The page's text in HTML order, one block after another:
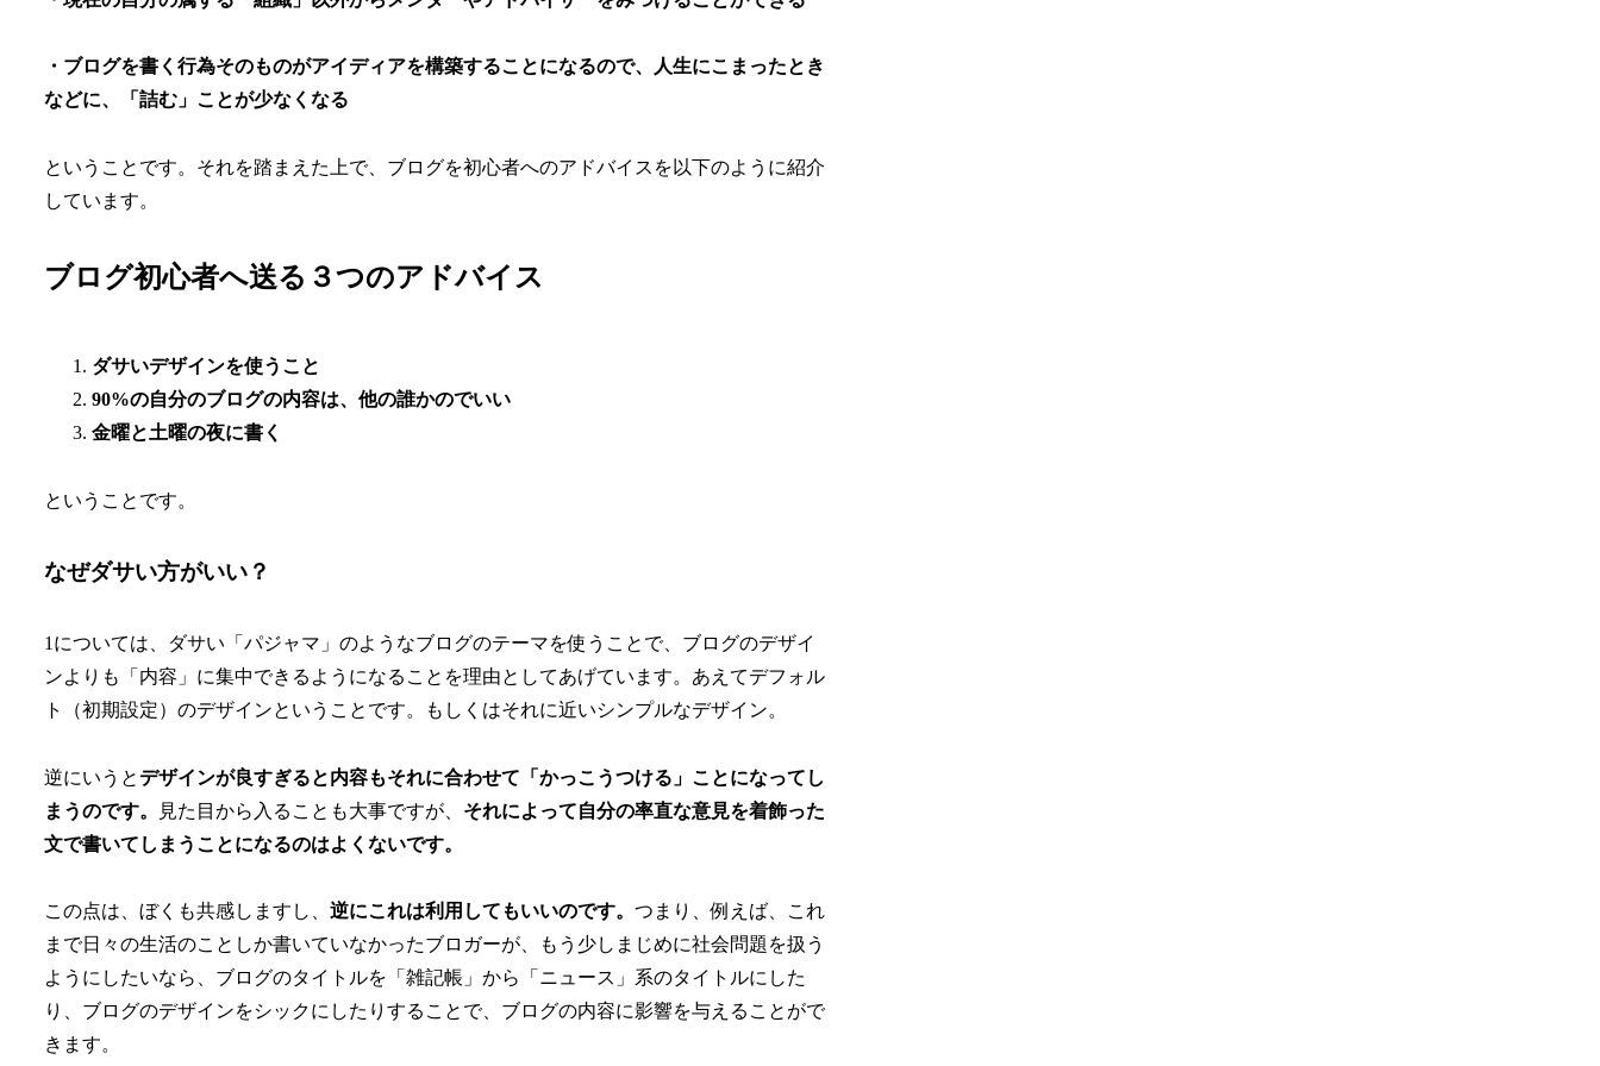
・ブログを書く行為そのものがアイディアを構築することになるので、人生にこまったとき
などに、「詰む」ことが少なくなる
ということです。それを踏まえた上で、ブログを初心者へのアドバイスを以下のように紹介
しています。
ブログ初心者へ送る３つのアドバイス
ダサいデザインを使うこと
90%の自分のブログの内容は、他の誰かのでいい
金曜と土曜の夜に書く
ということです。
なぜダサい方がいい？
1については、ダサい「パジャマ」のようなブログのテーマを使うことで、ブログのデザイ
ンよりも「内容」に集中できるようになることを理由としてあげています。あえてデフォル
ト（初期設定）のデザインということです。もしくはそれに近いシンプルなデザイン。
逆にいうとデザインが良すぎると内容もそれに合わせて「かっこうつける」ことになってし
まうのです。
見た目から入ることも大事ですが、 それによって自分の率直な意見を着飾った
文で書いてしまうことになるのはよくないです。
この点は、ぼくも共感しますし、 逆にこれは利用してもいいのです。 つまり、例えば、これ
まで日々の生活のことしか書いていなかったブロガーが、もう少しまじめに社会問題を扱う
ようにしたいなら、ブログのタイトルを「雑記帳」から「ニュース」系のタイトルにした
り、ブログのデザインをシックにしたりすることで、ブログの内容に影響を与えることがで
きます。